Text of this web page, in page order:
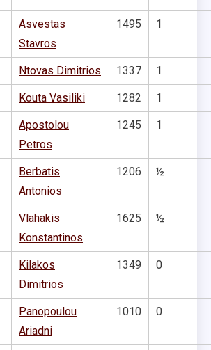
Asvestas
Stavros
1495 1
Ntovas Dimitrios 1337 1
Kouta Vasiliki 1282 1
Apostolou
Petros
1245 1
Berbatis
Antonios
1206 ½
Vlahakis
Konstantinos
1625 ½
Kilakos
Dimitrios
1349 0
Panopoulou
Ariadni
1010 0